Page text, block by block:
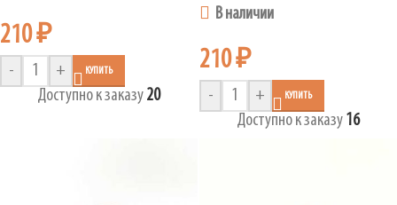
210₽
- + КУПИТЬ
Доступно к заказу 20
В наличии
210₽
- + КУПИТЬ
Доступно к заказу 16